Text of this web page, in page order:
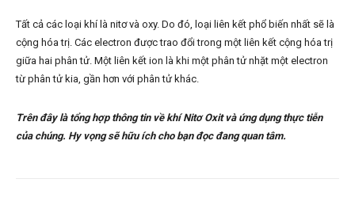
Tất cả các loại khí là nitơ và oxy. Do đó, loại liên kết phổ biến nhất sẽ là
cộng hóa trị. Các electron được trao đổi trong một liên kết cộng hóa trị
giữa hai phân tử. Một liên kết ion là khi một phân tử nhặt một electron
từ phân tử kia, gần hơn với phân tử khác.
Trên đây là tổng hợp thông tin về khí Nitơ Oxit và ứng dụng thực tiễn
của chúng. Hy vọng sẽ hữu ích cho bạn đọc đang quan tâm.